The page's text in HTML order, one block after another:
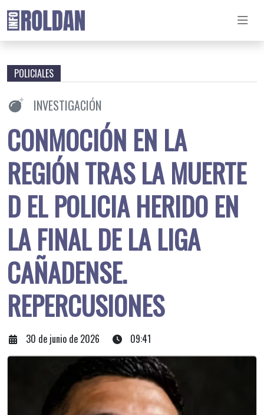
POLICIALES
INVESTIGACIÓN
CONMOCIÓN EN LA
REGIÓN TRAS LA MUERTE
D EL POLICIA HERIDO EN
LA FINAL DE LA LIGA
CAÑADENSE.
REPERCUSIONES
30 de junio de 2026 09:41